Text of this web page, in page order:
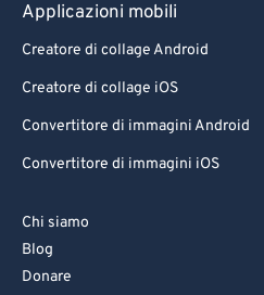
Applicazioni mobili
Creatore di collage Android
Creatore di collage iOS
Convertitore di immagini Android
Convertitore di immagini iOS
Chi siamo
Blog
Donare